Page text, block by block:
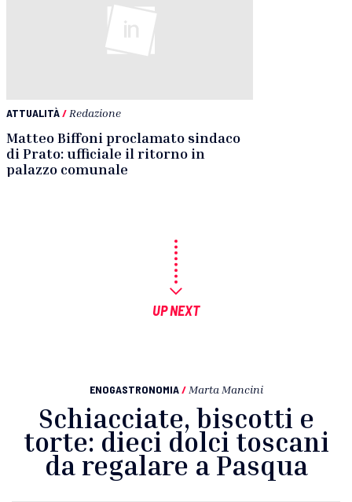
ATTUALITÀ/ Redazione
Matteo Biffoni proclamato sindaco
di Prato: ufficiale il ritorno in
palazzo comunale
UP NEXT
ENOGASTRONOMIA / Marta Mancini
Schiacciate, biscotti e
torte: dieci dolci toscani
da regalare a Pasqua